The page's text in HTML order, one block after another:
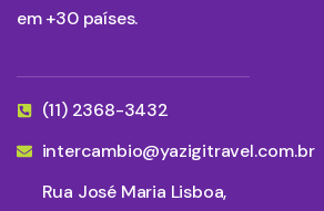
em +30 países.
(11) 2368-3432
intercambio@yazigitravel.com.br
Rua José Maria Lisboa,